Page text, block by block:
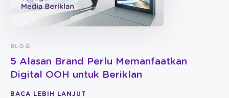
BLOG
5 Alasan Brand Perlu Memanfaatkan
Digital OOH untuk Beriklan
BACA LEBIH LANJUT